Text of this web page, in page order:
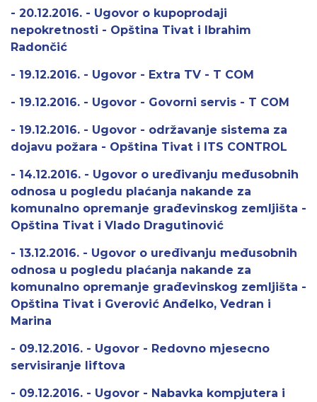
- 20.12.2016. - Ugovor o kupoprodaji
nepokretnosti - Opština Tivat i Ibrahim
Radončić
- 19.12.2016. - Ugovor - Extra TV - T COM
- 19.12.2016. - Ugovor - Govorni servis - T COM
- 19.12.2016. - Ugovor - održavanje sistema za
dojavu požara - Opština Tivat i ITS CONTROL
- 14.12.2016. - Ugovor o uređivanju međusobnih
odnosa u pogledu plaćanja nakande za
komunalno opremanje građevinskog zemljišta -
Opština Tivat i Vlado Dragutinović
- 13.12.2016. - Ugovor o uređivanju međusobnih
odnosa u pogledu plaćanja nakande za
komunalno opremanje građevinskog zemljišta -
Opština Tivat i Gverović Anđelko, Vedran i
Marina
- 09.12.2016. - Ugovor - Redovno mjesecno
servisiranje liftova
- 09.12.2016. - Ugovor - Nabavka kompjutera i